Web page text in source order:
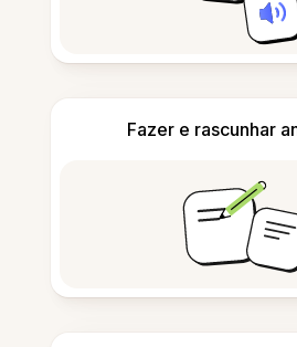
Fazer e rascunhar